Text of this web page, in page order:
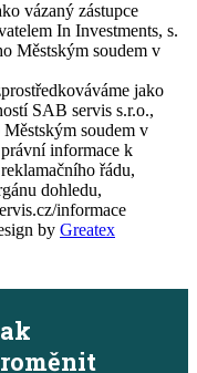
vázaný zástupce
In Investments, s.
Městským soudem v
jako
SAB servis s.r.o.,
soudem v
informace k
řádu,
dohledu,
informace
by Greatex